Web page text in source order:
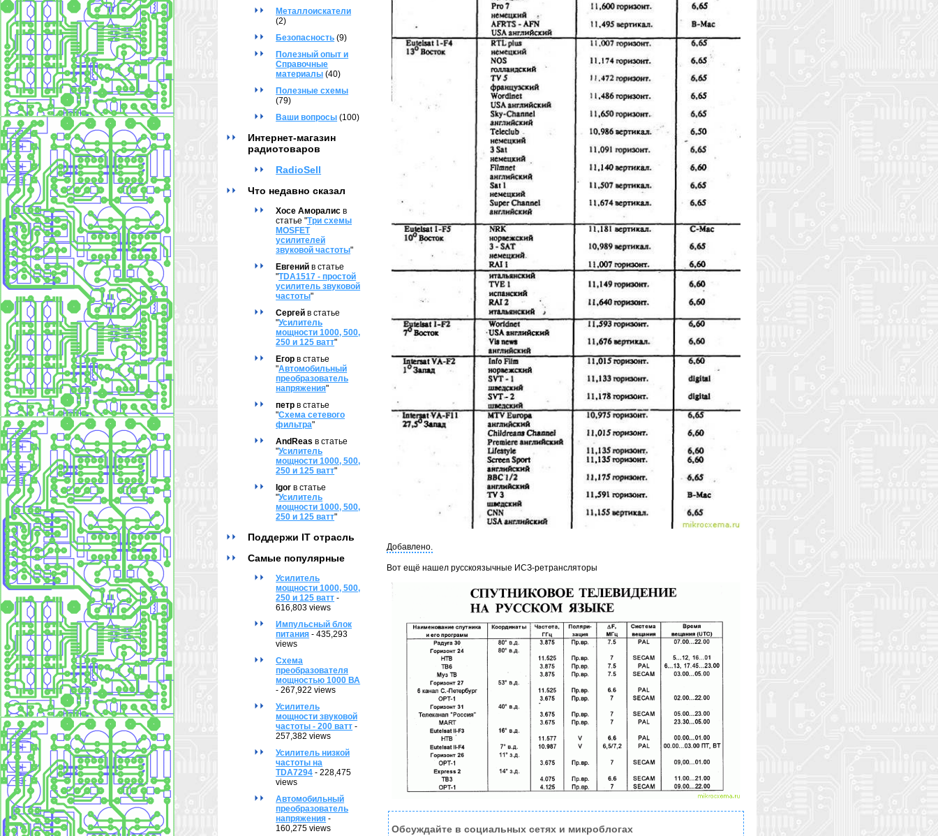
Металлоискатели
(2)
Безопасность (9)
Полезный опыт и
Справочные
материалы (40)
Полезные схемы
(79)
Ваши вопросы (100)
Интернет-магазин
радиотоваров
RadioSell
Что недавно сказал
Хосе Аморалис в
статье "Три схемы
MOSFET
усилителей
звуковой частоты"
Евгений в статье
"TDA1517 - простой
усилитель звуковой
частоты"
Сергей в статье
"Усилитель
мощности 1000, 500,
250 и 125 ватт"
Егор в статье
"Автомобильный
преобразователь
напряжения"
петр в статье
"Схема сетевого
фильтра"
AndReas в статье
"Усилитель
мощности 1000, 500,
250 и 125 ватт"
Igor в статье
"Усилитель
мощности 1000, 500,
250 и 125 ватт"
Поддержи IT отрасль
Самые популярные
Усилитель
мощности 1000, 500,
250 и 125 ватт -
616,803 views
Импульсный блок
питания - 435,293
views
Схема
преобразователя
мощностью 1000 ВА
- 267,922 views
Усилитель
мощности звуковой
частоты - 200 ватт -
257,382 views
Усилитель низкой
частоты на
TDA7294 - 228,475
views
Автомобильный
преобразователь
напряжения -
160,275 views
Добавлено.
Вот ещё нашел русскоязычные ИСЗ-ретрансляторы
Обсуждайте в социальных сетях и микроблогах